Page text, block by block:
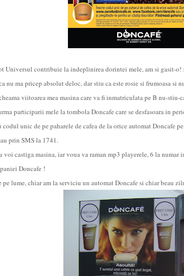
Universul contribuie la indeplinirea dorintei mele, am si gasit-o!
nu ma pricep absolut deloc, dar stiu ca este rosie si frumoasa si
viitoarea mea masina care va fi inmatriculata pe B nu-
participarii mele la tombola Doncafe care se desfasoara in
codul unic de pe paharele de cafea de la orice automat Doncafe pe
prin SMS la 1741.
voi castiga masina, iar voua va raman mp3 playerele, 6 la
Doncafe !
pe lume, chiar am la serviciu un automat Doncafe si chiar beau